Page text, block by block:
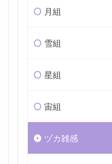
月組
雪組
星組
宙組
ヅカ雑感